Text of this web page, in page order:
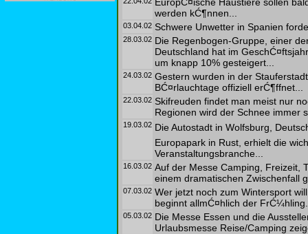
werden kĆ¶nnen...
03.04.02 Schwere Unwetter in Spanien
28.03.02 Die Regenbogen-Gruppe, einer
Deutschland hat im
um knapp 10% gesteigert...
24.03.02 Gestern wurden in der
BĆ¤rlauchtage offiziell erĆ¶ffnet...
22.03.02 Skifreuden findet man meist nur
Regionen wird der Schnee immer
19.03.02 Die Autostadt in Wolfsburg,
Europapark in Rust, erhielt die
Veranstaltungsbranche...
16.03.02 Auf der Messe Camping, Freizeit,
einem dramatischen Zwischenfall
07.03.02 Wer jetzt noch zum Wintersport
beginnt allmĆ¤hlich der
05.03.02 Die Messe Essen und die
Urlaubsmesse Reise/Camping